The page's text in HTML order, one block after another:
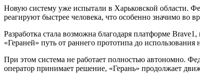
Новую систему уже испытали в Харьковской области.
реагируют быстрее человека, что особенно значимо во
Разработка стала возможна благодаря платформе
«Гераней» путь от раннего прототипа до использования
При этом система не работает полностью автономно.
оператор принимает решение, «Герань» продолжает